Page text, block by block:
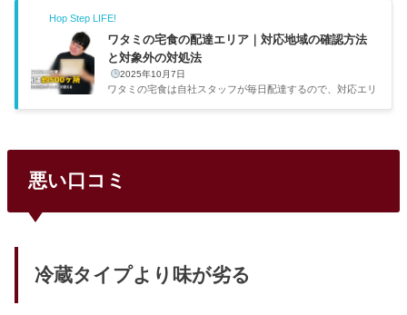
Hop Step LIFE!
ワタミの宅食の配達エリア｜対応地域の確認方法
と対象外の対処法
2025年10月7日
ワタミの宅食は自社スタッフが毎日配達するので、対応エリ
食公式サイトにアクセスし、「お届け先」に郵便番号を入力
業所を展開しており、都市部はほぼカバーしている。自分の
区町村でも山間部や郊外だと対象外になることがあるので、
悪い口コミ
冷蔵タイプより味が劣る